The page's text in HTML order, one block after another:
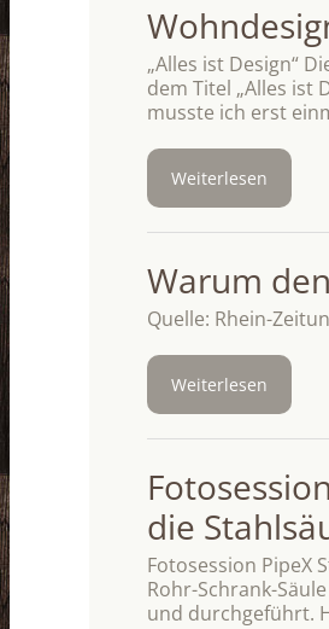
„Alles ist Design“
dem Titel „Alles ist
musste ich erst
Weiterlesen
Warum
Quelle: Rhein-
Weiterlesen
die
Fotosession PipeX
Rohr-Schrank-
und durchgeführt.